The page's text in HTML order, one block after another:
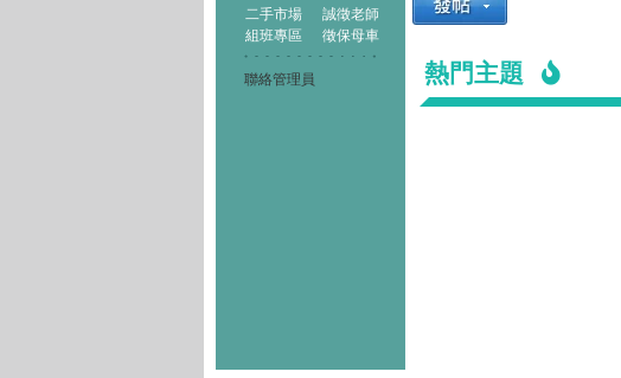
二手市場
誠徵老師
組班專區
徵保母車
聯絡管理員 熱門主題